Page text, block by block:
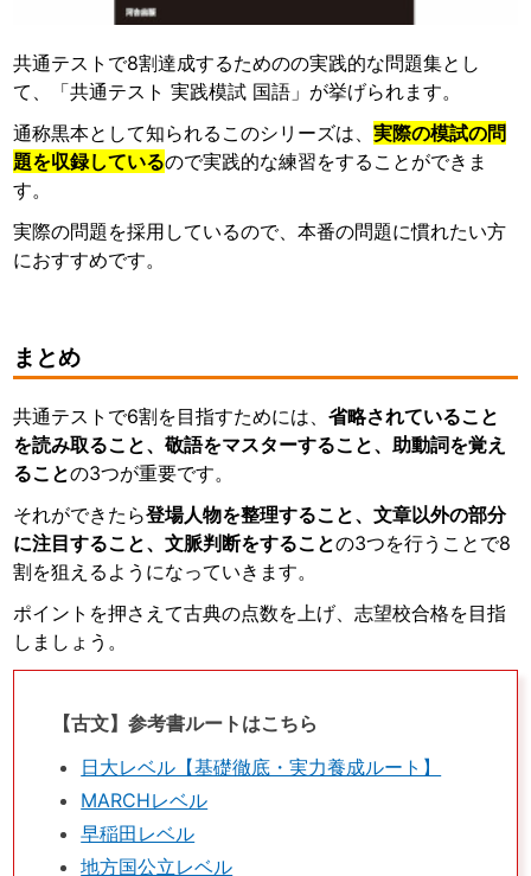
共通テストで8割達成するためのの実践的な問題集とし
て、「共通テスト 実践模試 国語」が挙げられます。
通称黒本として知られるこのシリーズは、実際の模試の問
題を収録しているので実践的な練習をすることができま
す。
実際の問題を採用しているので、本番の問題に慣れたい方
におすすめです。
まとめ
共通テストで6割を目指すためには、省略されていること
を読み取ること、敬語をマスターすること、助動詞を覚え
ることの3つが重要です。
それができたら登場人物を整理すること、文章以外の部分
に注目すること、文脈判断をすることの3つを行うことで8
割を狙えるようになっていきます。
ポイントを押さえて古典の点数を上げ、志望校合格を目指
しましょう。
【古文】参考書ルートはこちら
日大レベル【基礎徹底・実力養成ルート】
MARCHレベル
早稲田レベル
地方国公立レベル